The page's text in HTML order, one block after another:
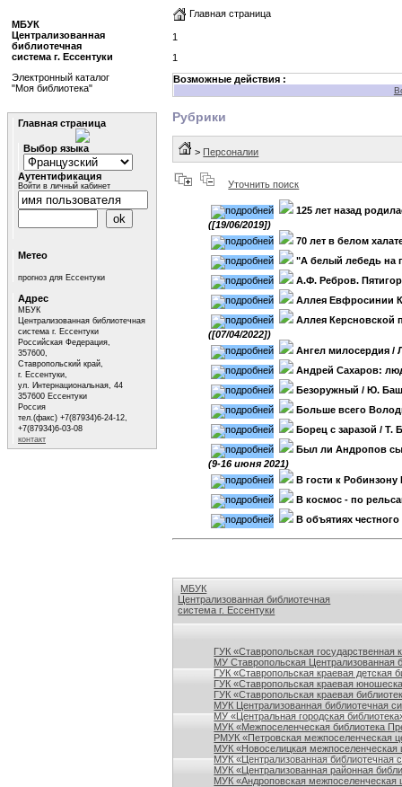
Главная страница
1
1
Возможные действия :
Рубрики
> Персоналии
Уточнить поиск
125 лет назад
([19/06/2019])
70 лет в белом
"А белый лебедь на
А.Ф. Ребров.
Аллея Евфросинии
Аллея Керсновской
([07/04/2022])
Ангел милосердия /
Андрей Сахаров:
Безоружный / Ю.
Больше всего
Борец с заразой / Т.
Был ли Андропов
(9-16 июня 2021)
В гости к Робинзону
В космос - по
В объятиях
МБУК
Централизованная библиотечная
система г. Ессентуки
ГУК «Ставропольская
МУ Ставропольская Централизованная
ГУК «Ставропольская краевая детская
ГУК «Ставропольская краевая
ГУК «Ставропольская краевая
МУК Централизованная библиотечная
МУ «Центральная городская
МУК «Межпоселенческая библиотека
РМУК «Петровская межпоселенческая
МУК «Новоселицкая межпоселенческая
МУК «Централизованная библиотечная
МУК «Централизованная районная
МУК «Андроповская межпоселенческая
МБУК
Централизованная
библиотечная
система г. Ессентуки
Электронный каталог
"Моя библиотека"
Главная страница
Выбор языка
Аутентификация
Войти в личный кабинет
Метео
прогноз для Ессентуки
Адрес
МБУК
Централизованная библиотечная
система г. Ессентуки
Российская Федерация,
357600,
Ставропольский край,
г. Ессентуки,
ул. Интернациональная, 44
357600 Ессентуки
Россия
тел.(факс) +7(87934)6-24-12,
+7(87934)6-03-08
контакт